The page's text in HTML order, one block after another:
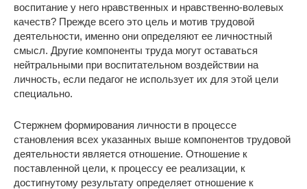
воспитание у него нравственных и нравственно-волевых
качеств? Прежде всего это цель и мотив трудовой
деятельности, именно они определяют ее личностный
смысл. Другие компоненты труда могут оставаться
нейтральными при воспитательном воздействии на
личность, если педагог не использует их для этой цели
специально.
Стержнем формирования личности в процессе
становления всех указанных выше компонентов трудовой
деятельности является отношение. Отношение к
поставленной цели, к процессу ее реализации, к
достигнутому результату определяет отношение к